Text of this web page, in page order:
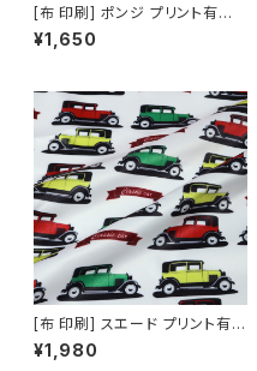
[布 印刷] ポンジ プリント有効
幅141cm [昇華転写/50cm単
位]
¥1,650
[布 印刷] スエード プリント有効
幅138cm [昇華転写/50cm単
位]
¥1,980